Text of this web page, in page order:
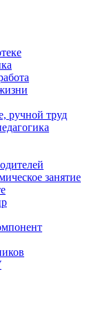
ручной труд
занятие